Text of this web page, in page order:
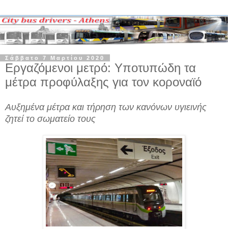
Σάββατο 7 Μαρτίου 2020
Εργαζόμενοι μετρό: Υποτυπώδη τα
μέτρα προφύλαξης για τον κοροναϊό
Αυξημένα μέτρα και τήρηση των κανόνων υγιεινής
ζητεί το σωματείο τους